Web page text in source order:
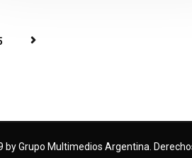
by Grupo Multimedios Argentina.